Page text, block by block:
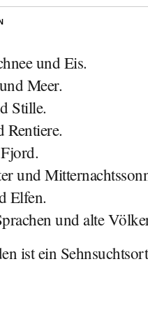
und Eis.
Meer.
Stille.
Rentiere.
und
Elfen.
und alte
ist ein